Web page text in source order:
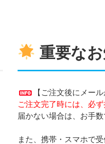
重要な
【ご注文後にメー
ご注文完了時には、必
届かない場合は、お手
また、携帯・スマホで